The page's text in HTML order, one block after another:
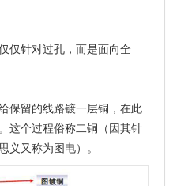
仅针对过孔，而是面向全
保留的线路镀一层铜，在此
这个过程俗称二铜 （因其针
义又称为图电）。